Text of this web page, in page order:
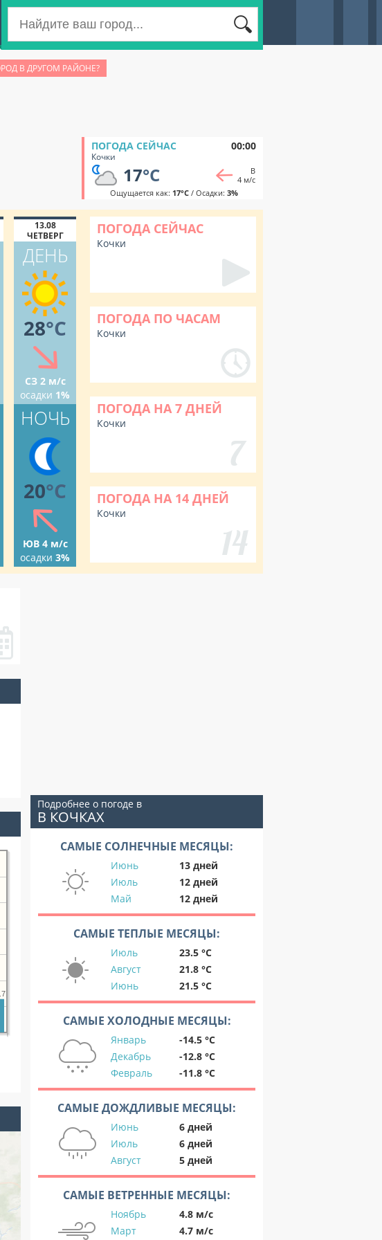
В ДРУГОМ РАЙОНЕ?
ПОГОДА СЕЙЧАС 00:00
Кочки
17°C
В
4 м/с
Ощущается как: 17°C/ Осадки: 3%
13.08
ЧЕТВЕРГ
ДЕНЬ
28°C
СЗ 2 м/с
осадки 1%
НОЧЬ
20°C
ЮВ 4 м/с
осадки 3%
ПОГОДА СЕЙЧАС
Кочки
ПОГОДА ПО ЧАСАМ
Кочки
ПОГОДА НА 7 ДНЕЙ
Кочки
ПОГОДА НА 14 ДНЕЙ
Кочки
Подробнее о погоде в
В КОЧКАХ
САМЫЕ СОЛНЕЧНЫЕ МЕСЯЦЫ:
Июнь
13 дней
Июль
12 дней
Май
12 дней
САМЫЕ ТЕПЛЫЕ МЕСЯЦЫ:
Июль
23.5 °C
Август
21.8 °C
Июнь
21.5 °C
САМЫЕ ХОЛОДНЫЕ МЕСЯЦЫ:
Январь
-14.5 °C
Декабрь
-12.8 °C
Февраль
-11.8 °C
САМЫЕ ДОЖДЛИВЫЕ МЕСЯЦЫ:
Июнь
6 дней
Июль
6 дней
Август
5 дней
САМЫЕ ВЕТРЕННЫЕ МЕСЯЦЫ:
Ноябрь
4.8 м/с
Март
4.7 м/с